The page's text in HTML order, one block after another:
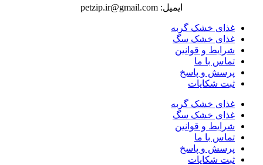
ایمیل: petzip.ir@gmail.com
غذای خشک گربه
غذای خشک سگ
شرایط و قوانین
تماس با ما
پرسش و پاسخ
ثبت شکایات
غذای خشک گربه
غذای خشک سگ
شرایط و قوانین
تماس با ما
پرسش و پاسخ
ثبت شکایات